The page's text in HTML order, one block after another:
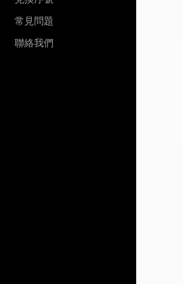
常見問題
聯絡我們